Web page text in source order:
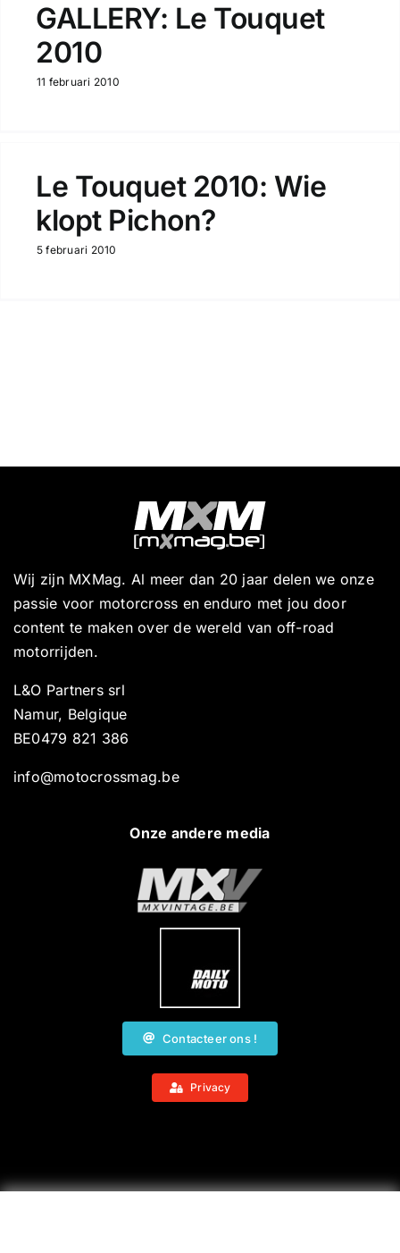
GALLERY: Le Touquet
2010
11 februari 2010
Le Touquet 2010: Wie
klopt Pichon?
5 februari 2010
Wij zijn MXMag. Al meer dan 20 jaar delen we onze
passie voor motorcross en enduro met jou door
content te maken over de wereld van off-road
motorrijden.
L&O Partners srl
Namur, Belgique
BE0479 821 386
info@motocrossmag.be
Onze andere media
Contacteer ons !
Privacy